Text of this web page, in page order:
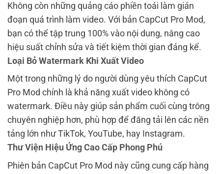
Không còn những quảng cáo phiền toái làm gián
đoạn quá trình làm video. Với bản CapCut Pro Mod,
bạn có thể tập trung 100% vào nội dung, nâng cao
hiệu suất chỉnh sửa và tiết kiệm thời gian đáng kể.
Loại Bỏ Watermark Khi Xuất Video
Một trong những lý do người dùng yêu thích CapCut
Pro Mod chính là khả năng xuất video không có
watermark. Điều này giúp sản phẩm cuối cùng trông
chuyên nghiệp hơn, phù hợp để đăng tải lên các nền
tảng lớn như TikTok, YouTube, hay Instagram.
Thư Viện Hiệu Ứng Cao Cấp Phong Phú
Phiên bản CapCut Pro Mod này cũng cung cấp hàng